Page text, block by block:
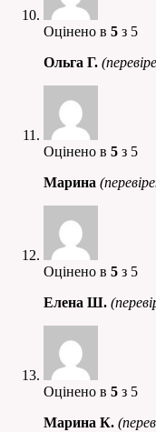
Оцінено в 5 з 5
Ольга Г.
Оцінено в 5 з 5
Марина
Оцінено в 5 з 5
Елена Ш.
Оцінено в 5 з 5
Марина К.